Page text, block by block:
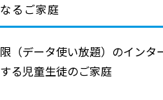
るご家庭
（データ使い放題）のイン
る児童生徒のご家庭